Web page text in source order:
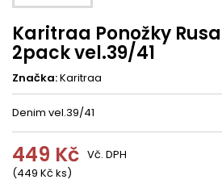
Karitraa Ponožky
2pack vel.39/41
Značka:Karitraa
Denim vel.39/41
449 Kč
(449 Kč ks)
Vč. DPH